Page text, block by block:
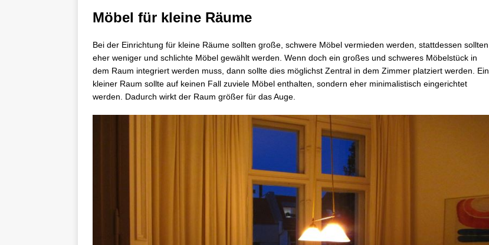
Möbel für kleine Räume
Bei der Einrichtung für kleine Räume sollten große, schwere Möbel vermieden werden, stattdessen sollten
eher weniger und schlichte Möbel gewählt werden. Wenn doch ein großes und schweres Möbelstück in
dem Raum integriert werden muss, dann sollte dies möglichst Zentral in dem Zimmer platziert werden. Ein
kleiner Raum sollte auf keinen Fall zuviele Möbel enthalten, sondern eher minimalistisch eingerichtet
werden. Dadurch wirkt der Raum größer für das Auge.